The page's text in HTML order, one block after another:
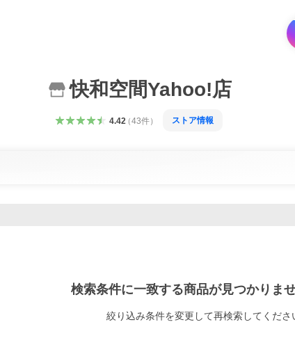
快和空間Yahoo!店
4.42（43件） ストア情報
検索条件に一致する商品が見つかりま
絞り込み条件を変更して再検索してくださ